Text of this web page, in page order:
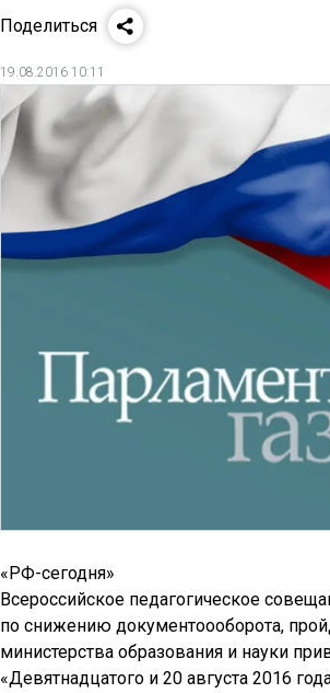
Поделиться
19.08.2016 10:11
«РФ-сегодня»
Всероссийское педагогическое
по снижению документоооборота,
министерства образования и науки
«Девятнадцатого и 20 августа 2016